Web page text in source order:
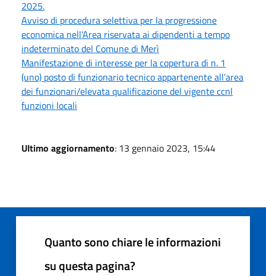
2025.
Avviso di procedura selettiva per la progressione
economica nell'Area riservata ai dipendenti a tempo
indeterminato del Comune di Merì
Manifestazione di interesse per la copertura di n. 1
(uno) posto di funzionario tecnico appartenente all’area
dei funzionari/elevata qualificazione del vigente ccnl
funzioni locali
Ultimo aggiornamento: 13 gennaio 2023, 15:44
Quanto sono chiare le informazioni
su questa pagina?